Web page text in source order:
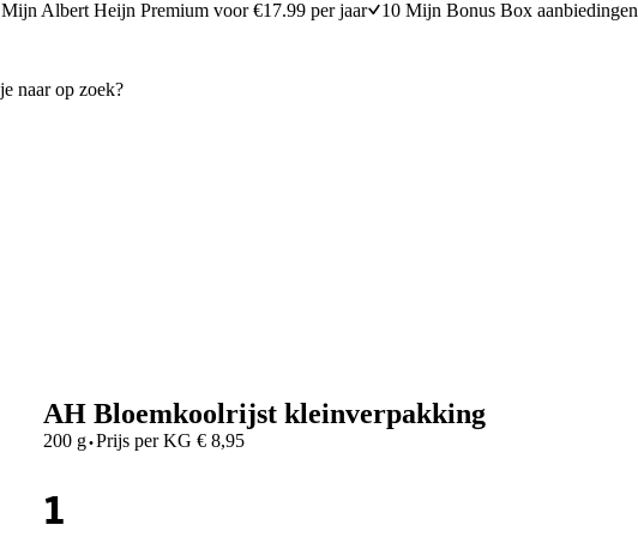
Mijn Albert Heijn Premium voor €17.99 per jaar 10 Mijn Bonus Box aanbiedingen
AH Bloemkoolrijst kleinverpakking
200 g·Prijs per KG € 8,95
1